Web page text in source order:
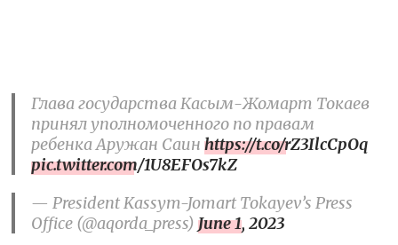
Глава государства Касым-Жомарт Токаев
принял уполномоченного по правам
ребенка Аружан Саинhttps://t.co/rZ3IlcCpOq
pic.twitter.com/1U8EFOs7kZ
— President Kassym-Jomart Tokayev’s Press
Office (@aqorda_press)June 1, 2023